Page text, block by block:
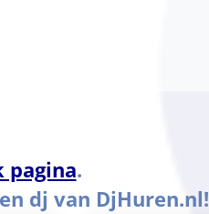
pagina.
dj van DjHuren.nl!